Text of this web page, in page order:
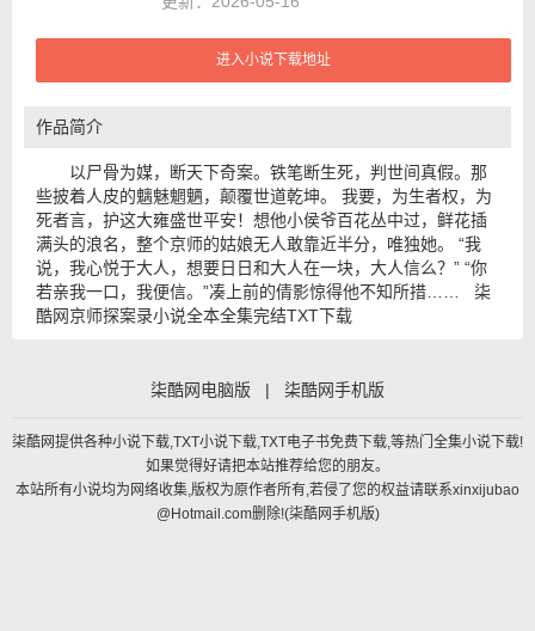
进入小说下载地址
作品简介
以尸骨为媒，断天下奇案。铁笔断生死，判世间真假。那
些披着人皮的魑魅魍魉，颠覆世道乾坤。 我要，为生者权，为
死者言，护这大雍盛世平安！想他小侯爷百花丛中过，鲜花插
满头的浪名，整个京师的姑娘无人敢靠近半分，唯独她。 “我
说，我心悦于大人，想要日日和大人在一块，大人信么？” “你
若亲我一口，我便信。”凑上前的倩影惊得他不知所措…… 柒
酷网京师探案录小说全本全集完结TXT下载
柒酷网电脑版 | 柒酷网手机版
柒酷网提供各种小说下载,TXT小说下载,TXT电子书免费下载,等热门全集小说下载!
如果觉得好请把本站推荐给您的朋友。
本站所有小说均为网络收集,版权为原作者所有,若侵了您的权益请联系xinxijubao
@Hotmail.com删除!(柒酷网手机版)